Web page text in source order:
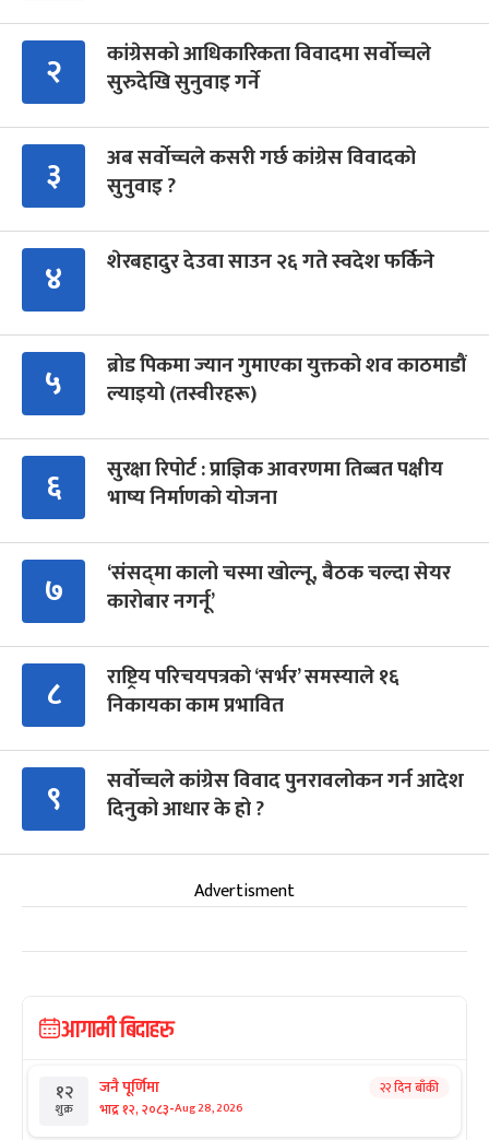
२
कांग्रेसको आधिकारिकता विवादमा सर्वोच्चले
सुरुदेखि सुनुवाइ गर्ने
३
अब सर्वोच्चले कसरी गर्छ कांग्रेस विवादको
सुनुवाइ ?
४ शेरबहादुर देउवा साउन २६ गते स्वदेश फर्किने
५
ब्रोड पिकमा ज्यान गुमाएका युक्तको शव काठमाडौं
ल्याइयो (तस्वीरहरू)
६
सुरक्षा रिपोर्ट : प्राज्ञिक आवरणमा तिब्बत पक्षीय
भाष्य निर्माणको योजना
७
‘संसद्‍मा कालो चस्मा खोल्नू, बैठक चल्दा सेयर
कारोबार नगर्नू’
८
राष्ट्रिय परिचयपत्रको ‘सर्भर’ समस्याले १६
निकायका काम प्रभावित
९
सर्वोच्चले कांग्रेस विवाद पुनरावलोकन गर्न आदेश
दिनुको आधार के हो ?
Advertisment
आगामी बिदाहरु
१२
शुक्र
जनै पूर्णिमा
भाद्र १२, २०८३-Aug 28, 2026
२२ दिन बाँकी